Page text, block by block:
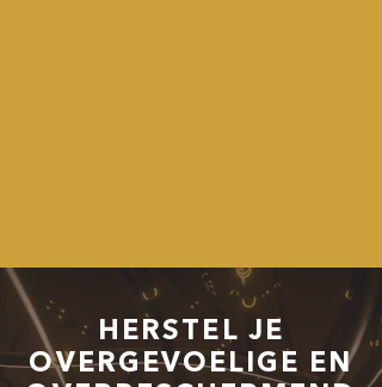
HERSTEL JE
OVERGEVOELIGE EN